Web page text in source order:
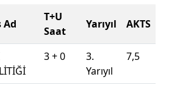
Ad
T+U
Saat
Yarıyıl AKTS
3 + 0
3.
Yarıyıl
7,5